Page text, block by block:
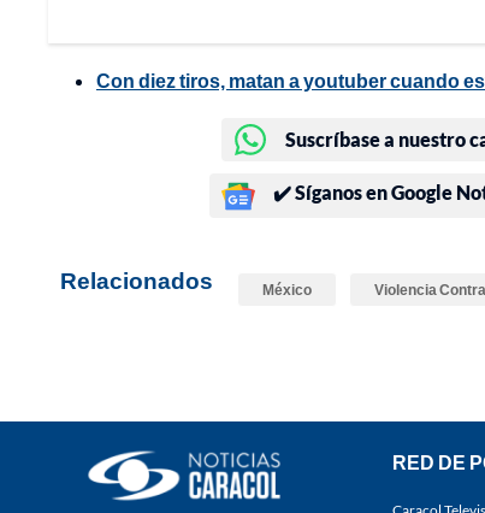
Con diez tiros, matan a youtuber cuando
Suscríbase a nuestro
✔️ Síganos en Google
Relacionados México Violencia
RED DE